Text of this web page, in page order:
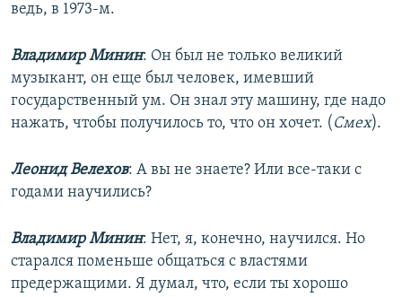
ведь, в 1973-м.
Владимир Минин: Он был не только великий
музыкант, он еще был человек, имевший
государственный ум. Он знал эту машину, где надо
нажать, чтобы получилось то, что он хочет. ( Смех).
Леонид Велехов: А вы не знаете? Или все-таки с
годами научились?
Владимир Минин: Нет, я, конечно, научился. Но
старался поменьше общаться с властями
предержащими. Я думал, что, если ты хорошо